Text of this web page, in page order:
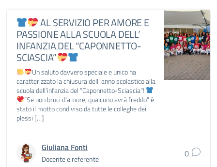
AL SERVIZIO PER AMORE E
PASSIONE ALLA SCUOLA DELL’
INFANZIA DEL “CAPONNETTO-
SCIASCIA”
Un saluto davvero speciale e unico ha
caratterizzato la chiusura dell’ anno scolastico alla
scuola dell’infanzia del “Caponnetto-Sciascia”!
”Se non bruci d’amore, qualcuno avrà freddo” è
stato il motto condiviso da tutte le colleghe dei
plessi […]
Giuliana Fonti
Docente e referente 0